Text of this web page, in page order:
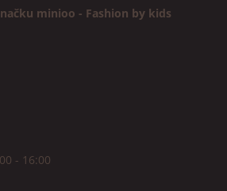
minioo - Fashion by kids
- 16:00